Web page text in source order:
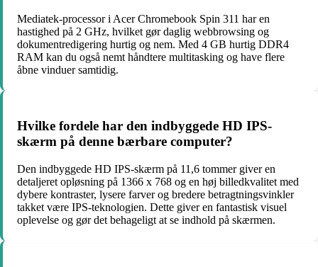
Mediatek-processor i Acer Chromebook Spin 311 har en
hastighed på 2 GHz, hvilket gør daglig webbrowsing og
dokumentredigering hurtig og nem. Med 4 GB hurtig DDR4
RAM kan du også nemt håndtere multitasking og have flere
åbne vinduer samtidig.
Hvilke fordele har den indbyggede HD IPS-
skærm på denne bærbare computer?
Den indbyggede HD IPS-skærm på 11,6 tommer giver en
detaljeret opløsning på 1366 x 768 og en høj billedkvalitet med
dybere kontraster, lysere farver og bredere betragtningsvinkler
takket være IPS-teknologien. Dette giver en fantastisk visuel
oplevelse og gør det behageligt at se indhold på skærmen.